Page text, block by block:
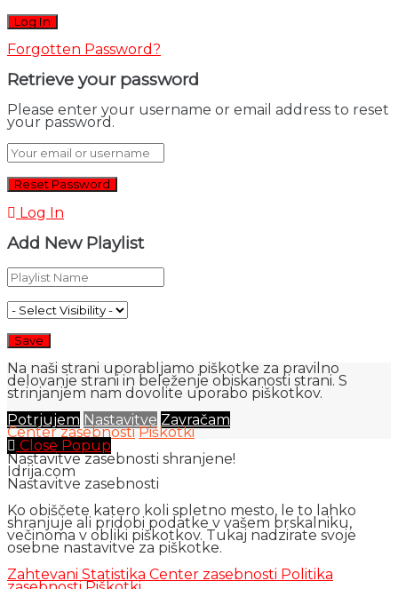
Forgotten Password?
Retrieve your password
Please enter your username or email address to reset
your password.
Log In
Add New Playlist
Na naši strani uporabljamo piškotke za pravilno
delovanje strani in beleženje obiskanosti strani. S
strinjanjem nam dovolite uporabo piškotkov.
Potrjujem Nastavitve Zavračam
Center zasebnosti Piškotki
Close Popup
Nastavitve zasebnosti shranjene!
Idrija.com
Nastavitve zasebnosti
Ko obiščete katero koli spletno mesto, le to lahko
shranjuje ali pridobi podatke v vašem brskalniku,
večinoma v obliki piškotkov. Tukaj nadzirate svoje
osebne nastavitve za piškotke.
Zahtevani Statistika Center zasebnosti Politika